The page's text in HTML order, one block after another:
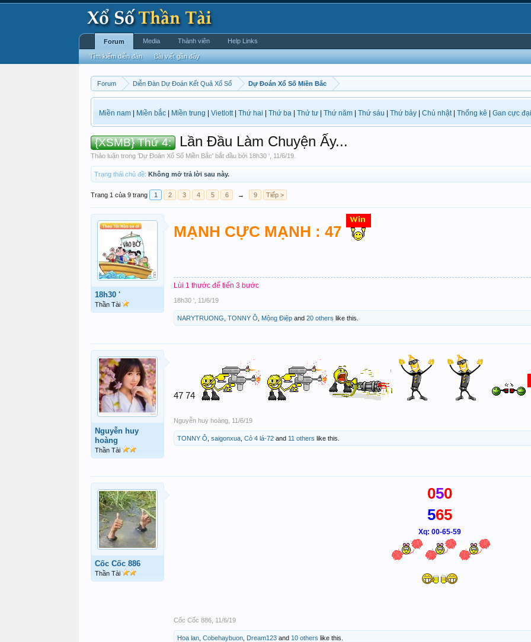
Forum Diễn Đàn Dự Đoán Kết Quả Xổ Số Dự Đoán Xổ Số Miền Bắc
Miền nam Miền bắc Miền trung Vietlott| Thứ hai Thứ ba Thứ tư Thứ năm Thứ sáu Thứ bảy Chủ nhật| Thống kê Gan cực đại
{XSMB} Thứ 4: Lần Đầu Làm Chuyện Ấy...
Thảo luận trong 'Dự Đoán Xổ Số Miền Bắc' bắt đầu bởi 18h30 ' 11/6/19
Trạng thái chủ đề: Không mở trả lời sau này.
Trang 1 của 9 trang 1 2 3 4 5 6 → 9 Tiếp >
18h30 '
Thần Tài
MẠNH CỰC MẠNH : 47
Lùi 1 thước để tiến 3 bước
18h30 ' 11/6/19
NARYTRUONG TONNY Ô Mộng Điệp and 20 others like this.
Nguyễn huy
hoàng
Thần Tài
47 74
Nguyễn huy hoàng 11/6/19
TONNY Ô saigonxua Cỏ 4 lá-72 and 11 others like this.
Cốc Cốc 886
Thần Tài
050
565
Xq: 00-65-59
Cốc Cốc 886 11/6/19
Hoa lan Cobehaybuon Dream123 and 10 others like this.
Forum
Tìm kiếm diễn đàn Bài viết gần đây
Media Thành viên Help Links